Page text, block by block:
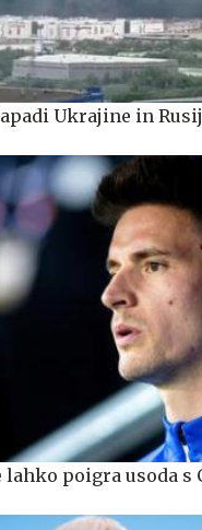
Ukrajine in
lahko poigra usoda s